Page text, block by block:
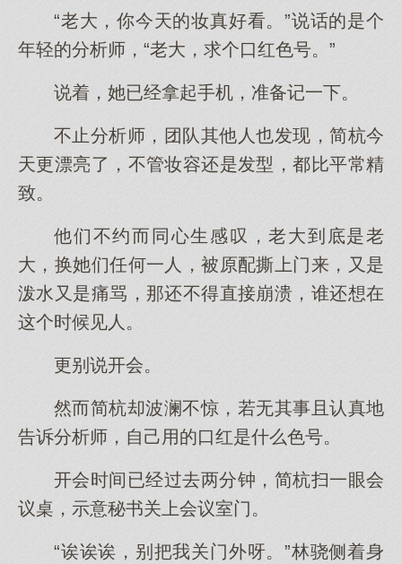
“老大，你今天的妆真好看。”说话的是个
年轻的分析师，“老大，求个口红色号。”
说着，她已经拿起手机，准备记一下。
不止分析师，团队其他人也发现，简杭今
天更漂亮了，不管妆容还是发型，都比平常精
致。
他们不约而同心生感叹，老大到底是老
大，换她们任何一人，被原配撕上门来，又是
泼水又是痛骂，那还不得直接崩溃，谁还想在
这个时候见人。
更别说开会。
然而简杭却波澜不惊，若无其事且认真地
告诉分析师，自己用的口红是什么色号。
开会时间已经过去两分钟，简杭扫一眼会
议桌，示意秘书关上会议室门。
“诶诶诶，别把我关门外呀。”林骁侧着身